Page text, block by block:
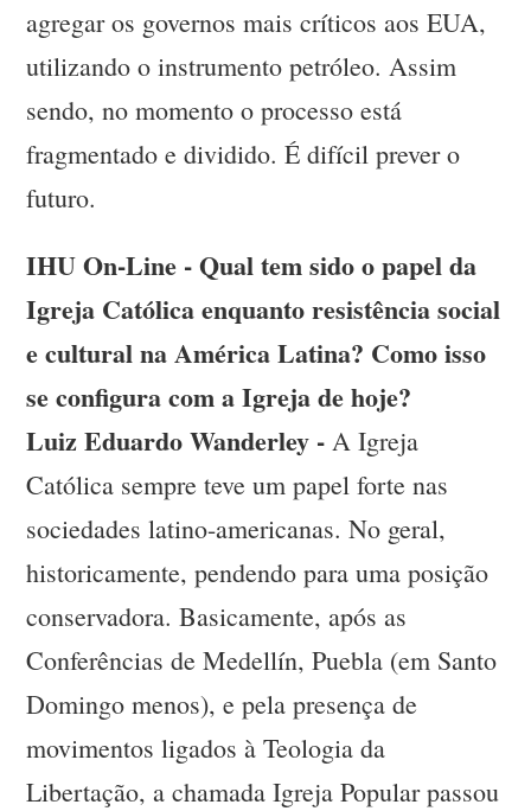
agregar os governos mais críticos aos EUA,
utilizando o instrumento petróleo. Assim
sendo, no momento o processo está
fragmentado e dividido. É difícil prever o
futuro.
IHU On-Line - Qual tem sido o papel da
Igreja Católica enquanto resistência social
e cultural na América Latina? Como isso
se configura com a Igreja de hoje?
Luiz Eduardo Wanderley - A Igreja
Católica sempre teve um papel forte nas
sociedades latino-americanas. No geral,
historicamente, pendendo para uma posição
conservadora. Basicamente, após as
Conferências de Medellín, Puebla (em Santo
Domingo menos), e pela presença de
movimentos ligados à Teologia da
Libertação, a chamada Igreja Popular passou